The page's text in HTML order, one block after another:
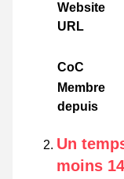
Website
URL
CoC
Membre
depuis
Un
moins